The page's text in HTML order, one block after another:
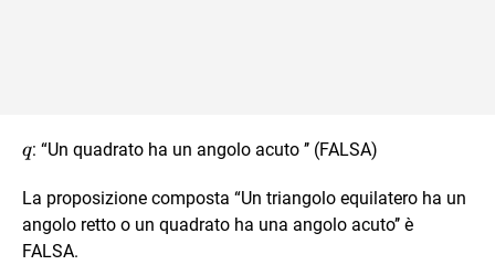
q
q: “Un quadrato ha un angolo acuto ’’ (FALSA)
La proposizione composta “Un triangolo equilatero ha un
angolo retto o un quadrato ha una angolo acuto’’ è
FALSA.